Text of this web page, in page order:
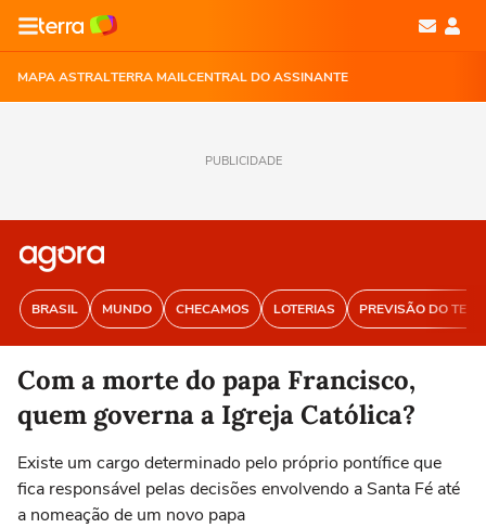
MAPA ASTRALTERRA MAILCENTRAL DO ASSINANTE
PUBLICIDADE
BRASIL MUNDO CHECAMOS LOTERIAS PREVISÃO DO
Com a morte do papa Francisco,
quem governa a Igreja Católica?
Existe um cargo determinado pelo próprio pontífice que
fica responsável pelas decisões envolvendo a Santa Fé até
a nomeação de um novo papa